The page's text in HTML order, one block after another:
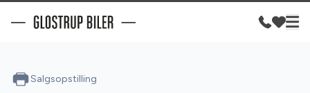
Salgsopstilling